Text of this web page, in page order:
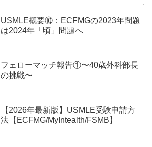
USMLE概要⑩：ECFMGの2023年問題
は2024年「頃」問題へ
フェローマッチ報告①〜40歳外科部長
の挑戦〜
【2026年最新版】USMLE受験申請方
法【ECFMG/MyIntealth/FSMB】